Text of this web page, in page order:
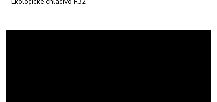
- Ekologické chladivo R32